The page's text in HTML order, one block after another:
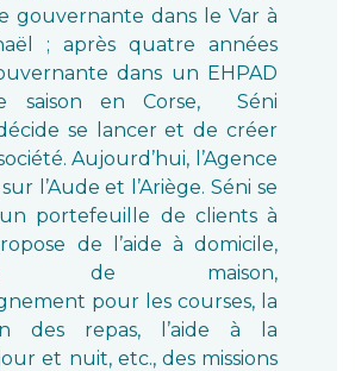
gouvernante dans le Var à
; après quatre années
dans un EHPAD
saison en Corse, Séni
se lancer et de créer
Aujourd’hui, l’Agence
l’Aude et l’Ariège. Séni se
portefeuille de clients à
de l’aide à domicile,
de maison,
pour les courses, la
des repas, l’aide à la
et nuit, etc., des missions